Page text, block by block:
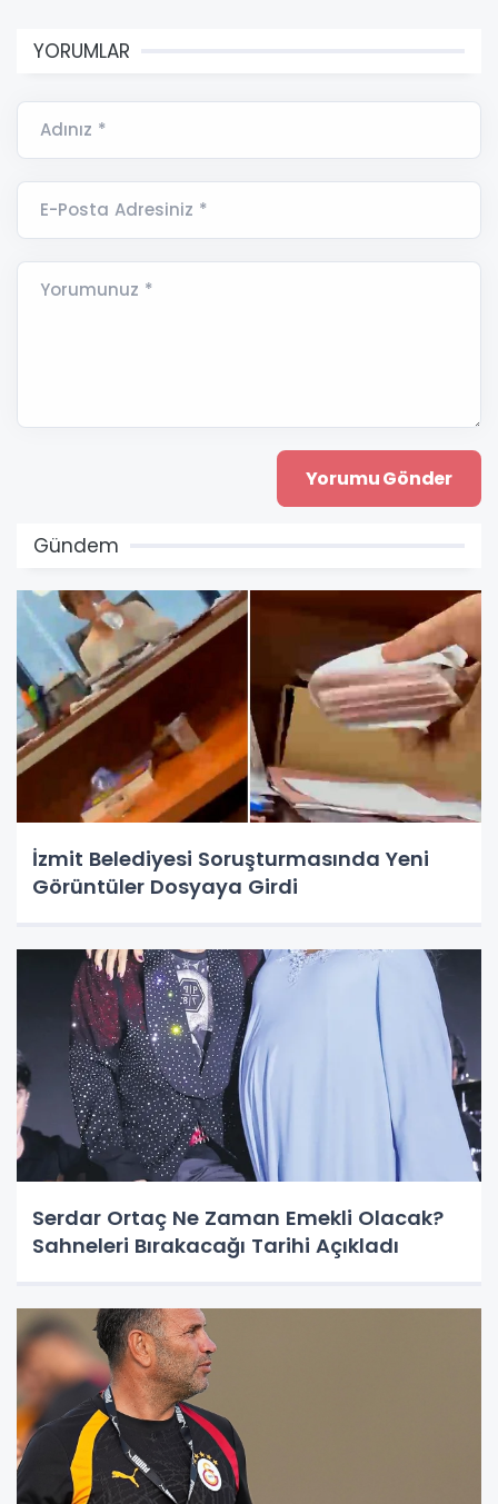
YORUMLAR
Adınız *
E-Posta Adresiniz *
Yorumunuz *
Gündem
İzmit Belediyesi Soruşturmasında Yeni
Görüntüler Dosyaya Girdi
Serdar Ortaç Ne Zaman Emekli Olacak?
Sahneleri Bırakacağı Tarihi Açıkladı